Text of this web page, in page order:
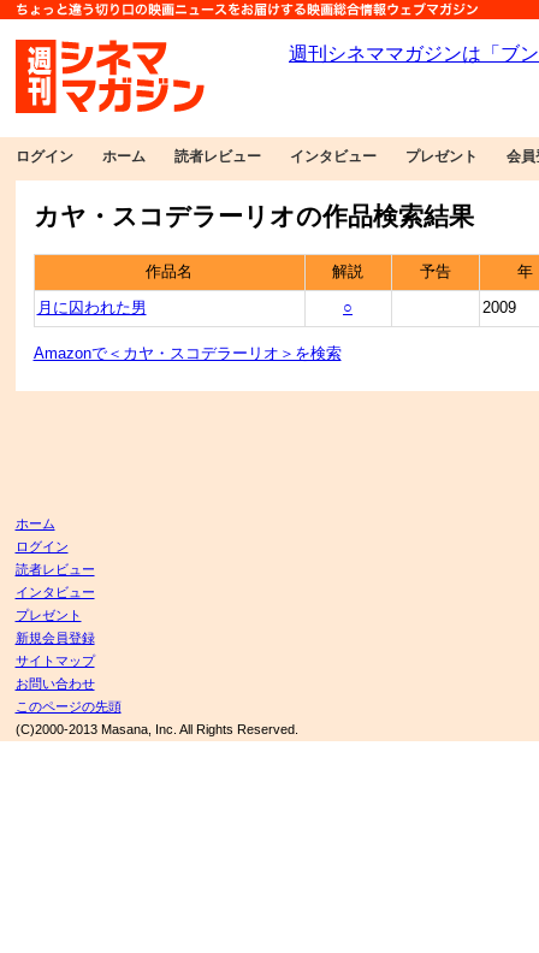
ログイン ホーム 読者レビュー インタビュー プレゼント 会員
カヤ・スコデラーリオの作品検索結果
作品名 解説 予告 年
月に囚われた男 ○ 2009
Amazonで＜カヤ・スコデラーリオ＞を検索
ホーム
ログイン
読者レビュー
インタビュー
プレゼント
新規会員登録
サイトマップ
お問い合わせ
このページの先頭
(C)2000-2013 Masana, Inc. All Rights Reserved.